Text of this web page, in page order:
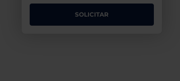
SOLICITAR